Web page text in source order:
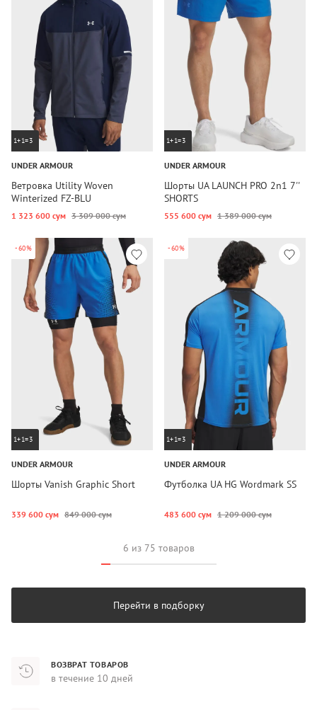
1+1=3
UNDER ARMOUR
Ветровка Utility Woven
Winterized FZ-BLU
1 323 600 сум 3 309 000 сум
1+1=3
UNDER ARMOUR
Шорты UA LAUNCH PRO 2n1 7''
SHORTS
555 600 сум 1 389 000 сум
-60%
1+1=3
UNDER ARMOUR
Шорты Vanish Graphic Short
339 600 сум 849 000 сум
-60%
1+1=3
UNDER ARMOUR
Футболка UA HG Wordmark SS
483 600 сум 1 209 000 сум
6 из 75 товаров
Перейти в подборку
ВОЗВРАТ ТОВАРОВ
в течение 10 дней